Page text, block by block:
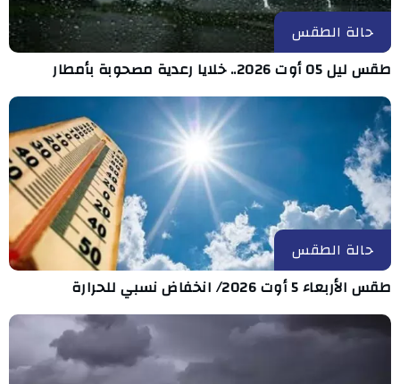
حالة الطقس
طقس ليل 05 أوت 2026.. خلايا رعدية مصحوبة بأمطار
حالة الطقس
طقس الأربعاء 5 أوت 2026/ انخفاض نسبي للحرارة